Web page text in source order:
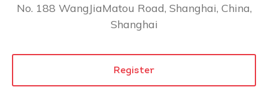
No. 188 WangJiaMatou Road, Shanghai, China,
Shanghai
Register